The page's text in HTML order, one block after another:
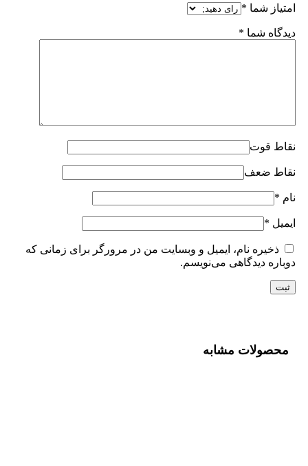
امتیاز شما *
دیدگاه شما *
نقاط قوت
نقاط ضعف
نام *
ایمیل *
ذخیره نام، ایمیل و وبسایت من در مرورگر برای زمانی که
دوباره دیدگاهی می‌نویسم.
محصولات مشابه